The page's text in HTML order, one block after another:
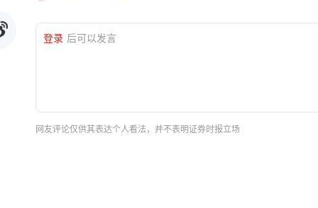
登录 后可以发言
网友评论仅供其表达个人看法，并不表明证券时报立场